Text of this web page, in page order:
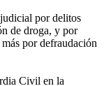
por delitos
de droga, y por
por defraudación
Civil en la